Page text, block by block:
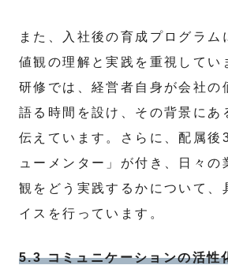
また、入社後の育成プログラム
値観の理解と実践を重視してい
研修では、経営者自身が会社の
語る時間を設け、その背景にあ
伝えています。さらに、配属後
ューメンター」が付き、日々の
観をどう実践するかについて、
イスを行っています。
5.3 コミュニケーションの活性